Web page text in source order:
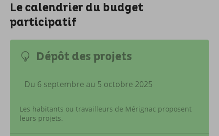
Le calendrier du budget
participatif
Dépôt des projets
Du 6 septembre au 5 octobre 2025
Les habitants ou travailleurs de Mérignac proposent
leurs projets.